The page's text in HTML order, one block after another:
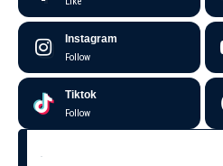
Instagram
Follow
Tiktok
Follow